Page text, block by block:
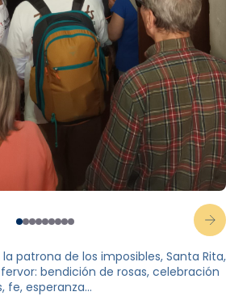
patrona de los imposibles, Santa Rita,
bendición de rosas, celebración
fe, esperanza…